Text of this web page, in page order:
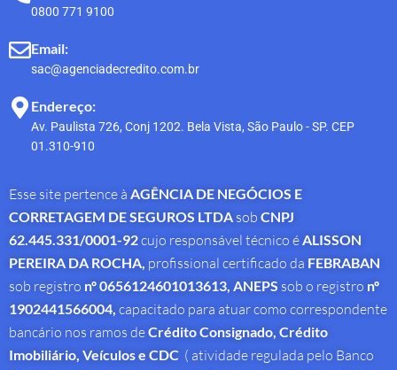
0800 771 9100
Email:
sac@agenciadecredito.com.br
Endereço:
Av. Paulista 726, Conj 1202. Bela Vista, São Paulo - SP. CEP
01.310-910
Esse site pertence à AGÊNCIA DE NEGÓCIOS E
CORRETAGEM DE SEGUROS LTDA sob CNPJ
62.445.331/0001-92cujo responsável técnico é ALISSON
PEREIRA DA ROCHA profissional certificado da FEBRABAN
sob registro nº 0656124601013613, ANEPS sob o registro nº
1902441566004, capacitado para atuar como correspondente
bancário nos ramos deCrédito Consignado, Crédito
Imobiliário, Veículos e CDC ( atividade regulada pelo Banco